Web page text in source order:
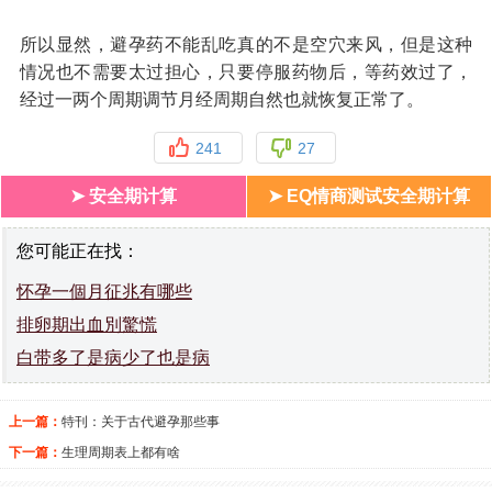
所以显然，避孕药不能乱吃真的不是空穴来风，但是这种
情况也不需要太过担心，只要停服药物后，等药效过了，
经过一两个周期调节月经周期自然也就恢复正常了。
241 27
➤ 安全期计算 ➤ EQ情商测试安全期计算
您可能正在找：
怀孕一個月征兆有哪些
排卵期出血別驚慌
白带多了是病少了也是病
上一篇： 特刊：关于古代避孕那些事
下一篇： 生理周期表上都有啥